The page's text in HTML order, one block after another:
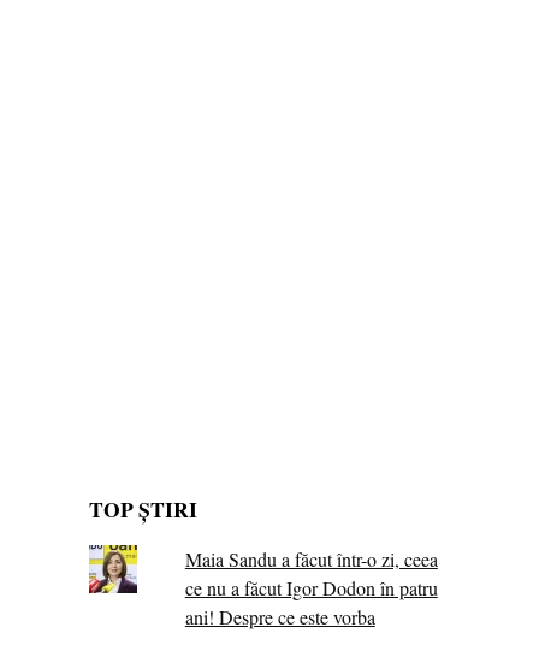
TOP ȘTIRI
Maia Sandu a făcut într-o zi, ceea
ce nu a făcut Igor Dodon în patru
ani! Despre ce este vorba